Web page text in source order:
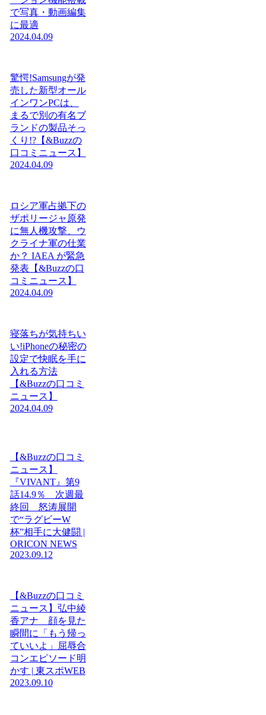
で写真・動画編集
に最適
2024.04.09
驚愕!Samsungが発
売した新型オール
インワンPCは、
まるで別の有名ブ
ランドの製品そっ
くり!?【&Buzzの
口コミニュース】
2024.04.09
ロシア軍占拠下の
ザポリージャ原発
に無人機攻撃、ウ
クライナ軍の仕業
か？ IAEA が緊急
発表【&Buzzの口
コミニュース】
2024.04.09
寝落ちが気持ちい
い!iPhoneの秘密の
設定で快眠を手に
入れる方法
【&Buzzの口コミ
ニュース】
2024.04.09
【&Buzzの口コミ
ニュース】
『VIVANT』第9
話14.9％ 次週最
終回 怒涛展開
で“ラグビーW
杯”相手に大健闘 |
ORICON NEWS
2023.09.12
【&Buzzの口コミ
ニュース】弘中綾
香アナ 顔を見た
瞬間に「もう帰っ
ていいよ」屈辱合
コンエピソード明
かす | 東スポWEB
2023.09.10